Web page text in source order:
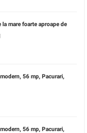
la mare foarte aproape de
56 mp, Pacurari,
56 mp, Pacurari,